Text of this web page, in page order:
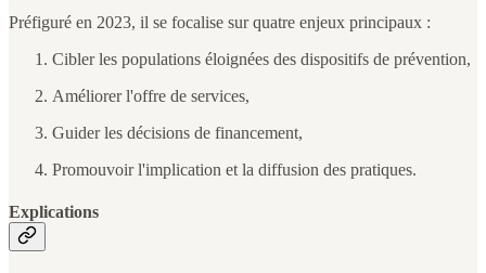
Préfiguré en 2023, il se focalise sur quatre enjeux principaux :
Cibler les populations éloignées des dispositifs de prévention,
Améliorer l'offre de services,
Guider les décisions de financement,
Promouvoir l'implication et la diffusion des pratiques.
Explications